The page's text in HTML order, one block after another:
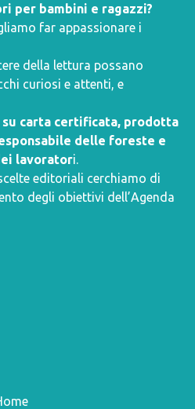
per bambini e ragazzi?
far appassionare i
della lettura possano
curiosi e attenti, e
carta certificata, prodotta
delle foreste e
lavoratori.
editoriali cerchiamo di
degli obiettivi dell’Agenda